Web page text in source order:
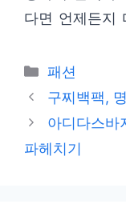
다면 언제든지
카
테
리
패션
구찌백팩,
아디다스바
파헤치기